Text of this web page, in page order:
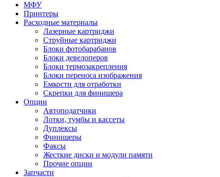
МФУ
Принтеры
Расходные материалы
Лазерные картриджи
Струйные картриджи
Блоки фотобарабанов
Блоки девелоперов
Блоки термозакрепления
Блоки переноса изображения
Емкости для отработки
Скрепки для финишера
Опции
Автоподатчики
Лотки, тумбы и кассеты
Дуплексы
Финишеры
Факсы
Жесткие диски и модули памяти
Прочие опции
Запчасти